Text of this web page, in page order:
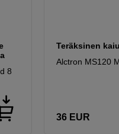
8
Teräksinen
Alctron MS120
36 EUR